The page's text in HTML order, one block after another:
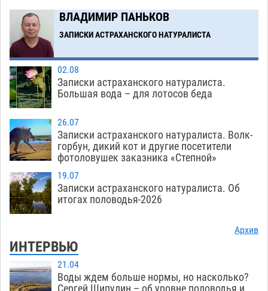
14:09
С 11 августа астраханские водоемы
обеспечат притоком в семь тысяч кубов
07.08
ВЛАДИМИР ПАНЬКОВ
ЗАПИСКИ АСТРАХАНСКОГО НАТУРАЛИСТА
02.08
Записки астраханского натуралиста.
Большая вода – для лотосов беда
26.07
Записки астраханского натуралиста. Волк-
горбун, дикий кот и другие посетители
фотоловушек заказника «Степной»
19.07
Записки астраханского натуралиста. Об
итогах половодья-2026
Архив
ИНТЕРВЬЮ
21.04
Воды ждем больше нормы, но насколько?
Сергей Шипулин – об уровне половодья и